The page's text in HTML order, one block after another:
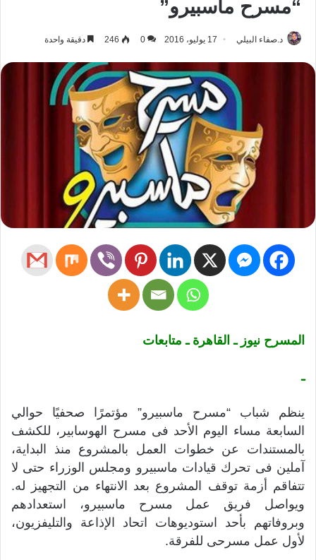
“مسرح ماسبيرو”
د.صفاء البيلي 17 يوليو، 2016 0
246 دقيقة واحدة
المسرح نيوز ـ القاهرة ـ متابعات
ـ
ينظم شباب “مسرح ماسبيرو” مؤتمرًا صحفيًا حوالي
السابعة مساء اليوم الأحد فى مسرح الهوسابير، للكشف
بالمستندات عن خطوات العمل بالمشروع منذ البداية،
آملين فى تحرك قيادات ماسبيرو ومجلس الوزراء حتى لا
تتفاقم أزمة توقف المشروع بعد الانتهاء من التجهيز له.
ويواصل فريق عمل مسرح ماسبيرو، استعدادهم
وبروفاتهم بأحد استوديوهات اتحاد الإذاعة والتليفزيون،
لأول عمل مسرحى للفرقة.